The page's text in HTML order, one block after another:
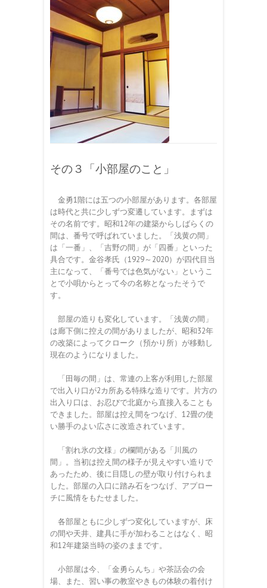
その３「小部屋のこと」
金勇1階には五つの小部屋があります。各部屋
は時代と共に少しずつ変遷しています。まずは
その名前です。昭和12年の建築からしばらくの
間は、番号で呼ばれていました。「浅黄の間」
は「一番」、「吉野の間」が「四番」といった
具合です。金谷孝氏（1929～2020）が四代目当
主になって、「番号では色気がない」というこ
とで小唄からとって今の名称となったそうで
す。
部屋の造りも変化しています。「浅黄の間」
は廊下側に控えの間がありましたが、昭和32年
の改築によってクローク（預かり所）が移動し
現在のようになりました。
「田毎の間」は、常連の上客が利用した部屋
で出入り口が2カ所ある特殊な造りです。片方の
出入り口は、お忍びで北庭から直接入ることも
できました。部屋は控え間をつなげ、12畳の使
い勝手のよい広さに改造されています。
「割れ氷の文様」の欄間がある「川風の
間」。当初は控え間の様子が見えやすい造りで
あったため、後に目隠しの壁が取り付けられま
した。部屋の入口に踏み石をつなげ、アプロー
チに風情をもたせました。
各部屋ともに少しずつ変化していますが、床
の間や天井、建具に手が加わることはなく、昭
和12年建築当時の姿のままです。
小部屋は今、「金勇らんち」や茶話会の会
場、また、習い事の教室やきもの体験の着付け